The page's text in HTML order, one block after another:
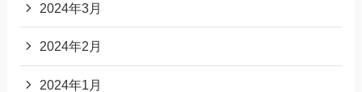
2024年3月
2024年2月
2024年1月